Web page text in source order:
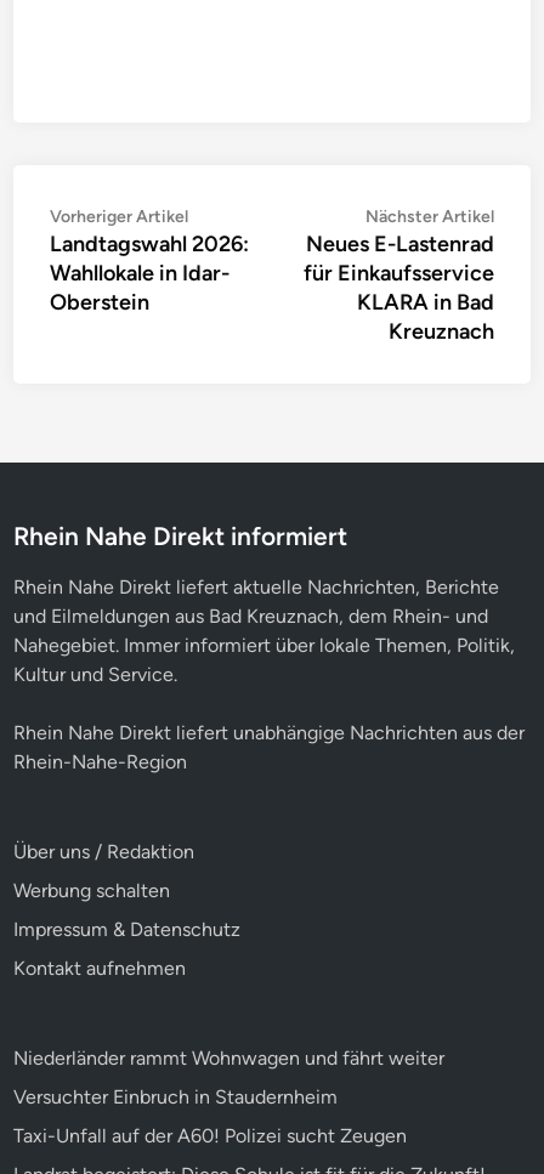
Beitragsnavigation
Vorheriger ArtikelVorheriger
Artikel:
Landtagswahl 2026:
Wahllokale in Idar-
Oberstein
Nächster Artikel
Neues E-Lastenrad
für Einkaufsservice
KLARA in Bad
Kreuznach
Rhein Nahe Direkt informiert
Rhein Nahe Direkt liefert aktuelle Nachrichten, Berichte
und Eilmeldungen aus Bad Kreuznach, dem Rhein- und
Nahegebiet. Immer informiert über lokale Themen, Politik,
Kultur und Service.
Rhein Nahe Direkt liefert unabhängige Nachrichten aus der
Rhein-Nahe-Region
Über uns / Redaktion
Werbung schalten
Impressum & Datenschutz
Kontakt aufnehmen
Niederländer rammt Wohnwagen und fährt weiter
Versuchter Einbruch in Staudernheim
Taxi-Unfall auf der A60! Polizei sucht Zeugen